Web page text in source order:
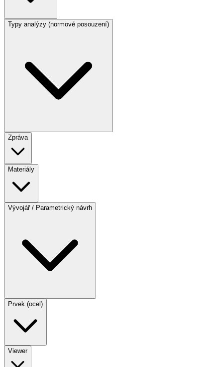
Typy analýzy (normové posouzení)
Zpráva
Materiály
Vývojář / Parametrický návrh
Prvek (ocel)
Viewer